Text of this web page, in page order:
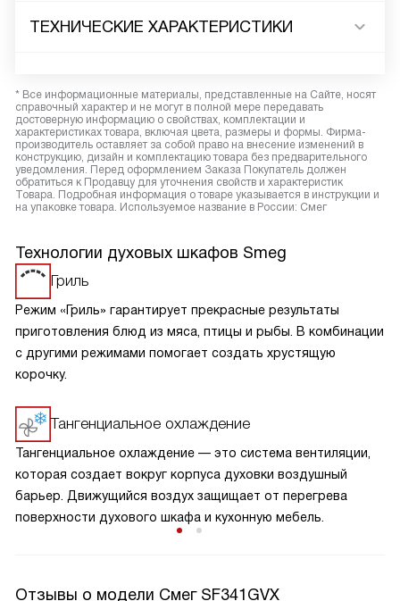
ТЕХНИЧЕСКИЕ ХАРАКТЕРИСТИКИ
* Все информационные материалы, представленные на Сайте, носят
справочный характер и не могут в полной мере передавать
достоверную информацию о свойствах, комплектации и
характеристиках товара, включая цвета, размеры и формы. Фирма-
производитель оставляет за собой право на внесение изменений в
конструкцию, дизайн и комплектацию товара без предварительного
уведомления. Перед оформлением Заказа Покупатель должен
обратиться к Продавцу для уточнения свойств и характеристик
Товара. Подробная информация о товаре указывается в инструкции и
на упаковке товара. Используемое название в России: Смег
Технологии духовых шкафов Smeg
Гриль
Режим «Гриль» гарантирует прекрасные результаты
приготовления блюд из мяса, птицы и рыбы. В комбинации
с другими режимами помогает создать хрустящую
корочку.
Тангенциальное охлаждение
Тангенциальное охлаждение — это система вентиляции,
которая создает вокруг корпуса духовки воздушный
барьер. Движущийся воздух защищает от перегрева
поверхности духового шкафа и кухонную мебель.
Отзывы о модели Смег SF341GVX